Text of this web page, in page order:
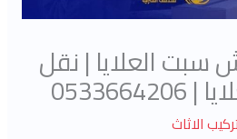
العلايا | نقل
الاثاث